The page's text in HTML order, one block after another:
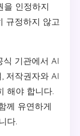
을 인정하지
규정하지 않고
식 기관에서 AI
저작권자와 AI
해야 합니다.
께 유연하게
다.